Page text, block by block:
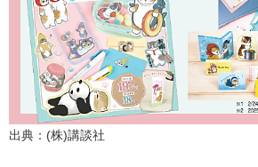
出典：(株)講談社